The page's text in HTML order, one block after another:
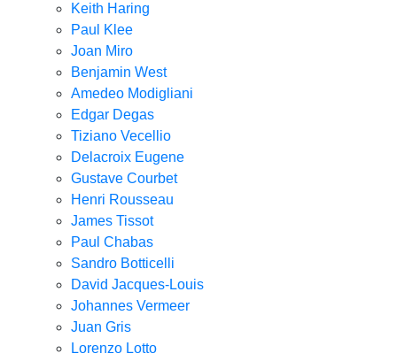
Keith Haring
Paul Klee
Joan Miro
Benjamin West
Amedeo Modigliani
Edgar Degas
Tiziano Vecellio
Delacroix Eugene
Gustave Courbet
Henri Rousseau
James Tissot
Paul Chabas
Sandro Botticelli
David Jacques-Louis
Johannes Vermeer
Juan Gris
Lorenzo Lotto